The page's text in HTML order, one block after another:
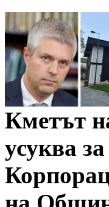
Кметът
усуква